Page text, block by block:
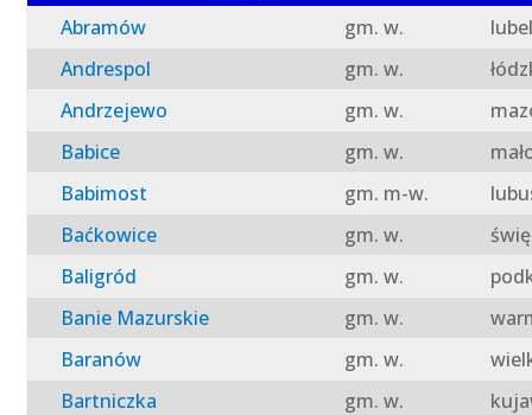
Abramów
gm. w.
Andrespol
gm. w.
Andrzejewo
gm. w.
Babice
gm. w.
Babimost
gm. m-w.
Baćkowice
gm. w.
Baligród
gm. w.
Banie Mazurskie
gm. w.
Baranów
gm. w.
Bartniczka
gm. w.